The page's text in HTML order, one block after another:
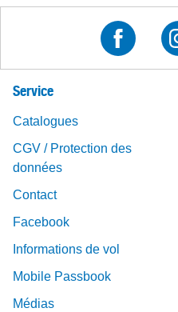
Service
Catalogues
CGV / Protection des
données
Contact
Facebook
Informations de vol
Mobile Passbook
Médias